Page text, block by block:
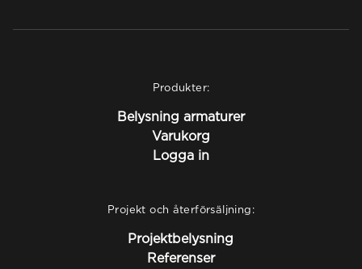
Produkter:
Belysning armaturer
Varukorg
Logga in
Projekt och återförsäljning:
Projektbelysning
Referenser